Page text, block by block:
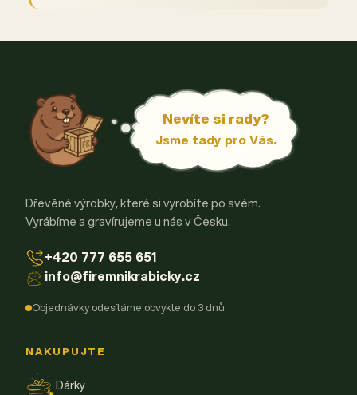
Nevíte si rady?
Jsme tady pro Vás.
Dřevěné výrobky, které si vyrobíte po svém.
Vyrábíme a gravírujeme u nás v Česku.
+420 777 655 651
info@firemnikrabicky.cz
Objednávky odesíláme obvykle do 3 dnů
NAKUPUJTE
Dárky